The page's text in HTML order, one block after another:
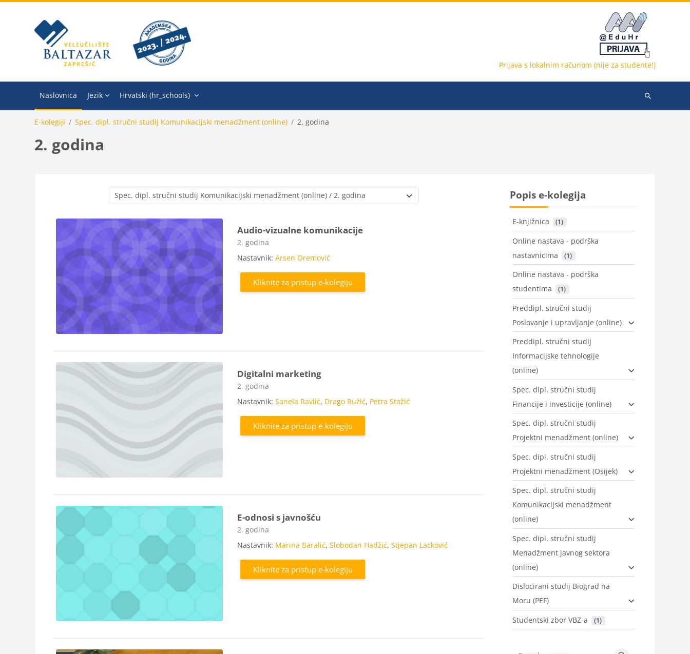
Prijava s lokalnim računom (nije za studente!)
Naslovnica Jezik Hrvatski ‎(hr_schools)‎
Pretraži
E-kolegiji Spec. dipl. stručni studij Komunikacijski menadžment (online) 2. godina
2. godina
Popis e-kolegija
Audio-vizualne komunikacije
Kategorija e-kolegija
2. godina
Nastavnik:Arsen Oremović
Kliknite za pristup e-kolegiju
Digitalni marketing
Kategorija e-kolegija
2. godina
Nastavnik:Sanela Ravlić, Drago Ružić, Petra Stažić
Kliknite za pristup e-kolegiju
E-odnosi s javnošću
Kategorija e-kolegija
2. godina
Nastavnik: Marina Baralić,Slobodan Hadžić,Stjepan Lacković
Kliknite za pristup e-kolegiju
Popis e-kolegija
E-knjižnica (1)
Online nastava - podrška
nastavnicima
(1)
Online nastava - podrška
studentima
(1)
Preddipl. stručni studij
Poslovanje i upravljanje (online)
Preddipl. stručni studij
Informacijske tehnologije
(online)
Spec. dipl. stručni studij
Financije i investicije (online)
Spec. dipl. stručni studij
Projektni menadžment (online)
Spec. dipl. stručni studij
Projektni menadžment (Osijek)
Spec. dipl. stručni studij
Komunikacijski menadžment
(online)
Spec. dipl. stručni studij
Menadžment javnog sektora
(online)
Dislocirani studij Biograd na
Moru (PEF)
Studentski zbor VBZ-a
(1)